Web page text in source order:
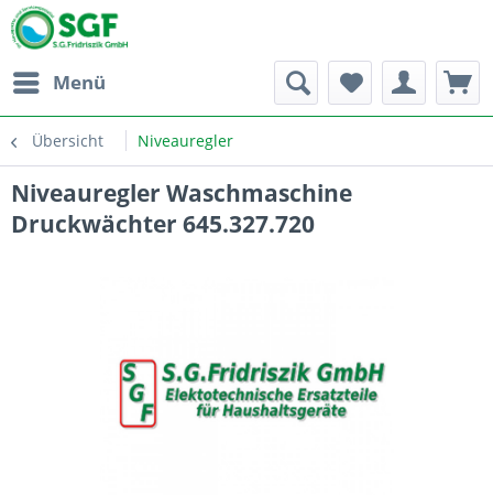
Menü
Übersicht Niveauregler
Niveauregler Waschmaschine
Druckwächter 645.327.720